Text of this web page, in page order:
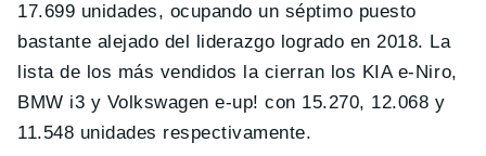
17.699 unidades, ocupando un séptimo puesto
bastante alejado del liderazgo logrado en 2018. La
lista de los más vendidos la cierran los KIA e-Niro,
BMW i3 y Volkswagen e-up! con 15.270, 12.068 y
11.548 unidades respectivamente.